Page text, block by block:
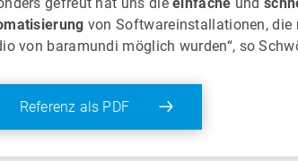
von Softwareinstallationen, die
von baramundi möglich wurden“, so
Referenz als PDF